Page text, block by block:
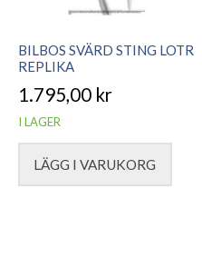
BILBOS SVÄRD STING LOTR
REPLIKA
1.795,00 kr
I LAGER
LÄGG I VARUKORG